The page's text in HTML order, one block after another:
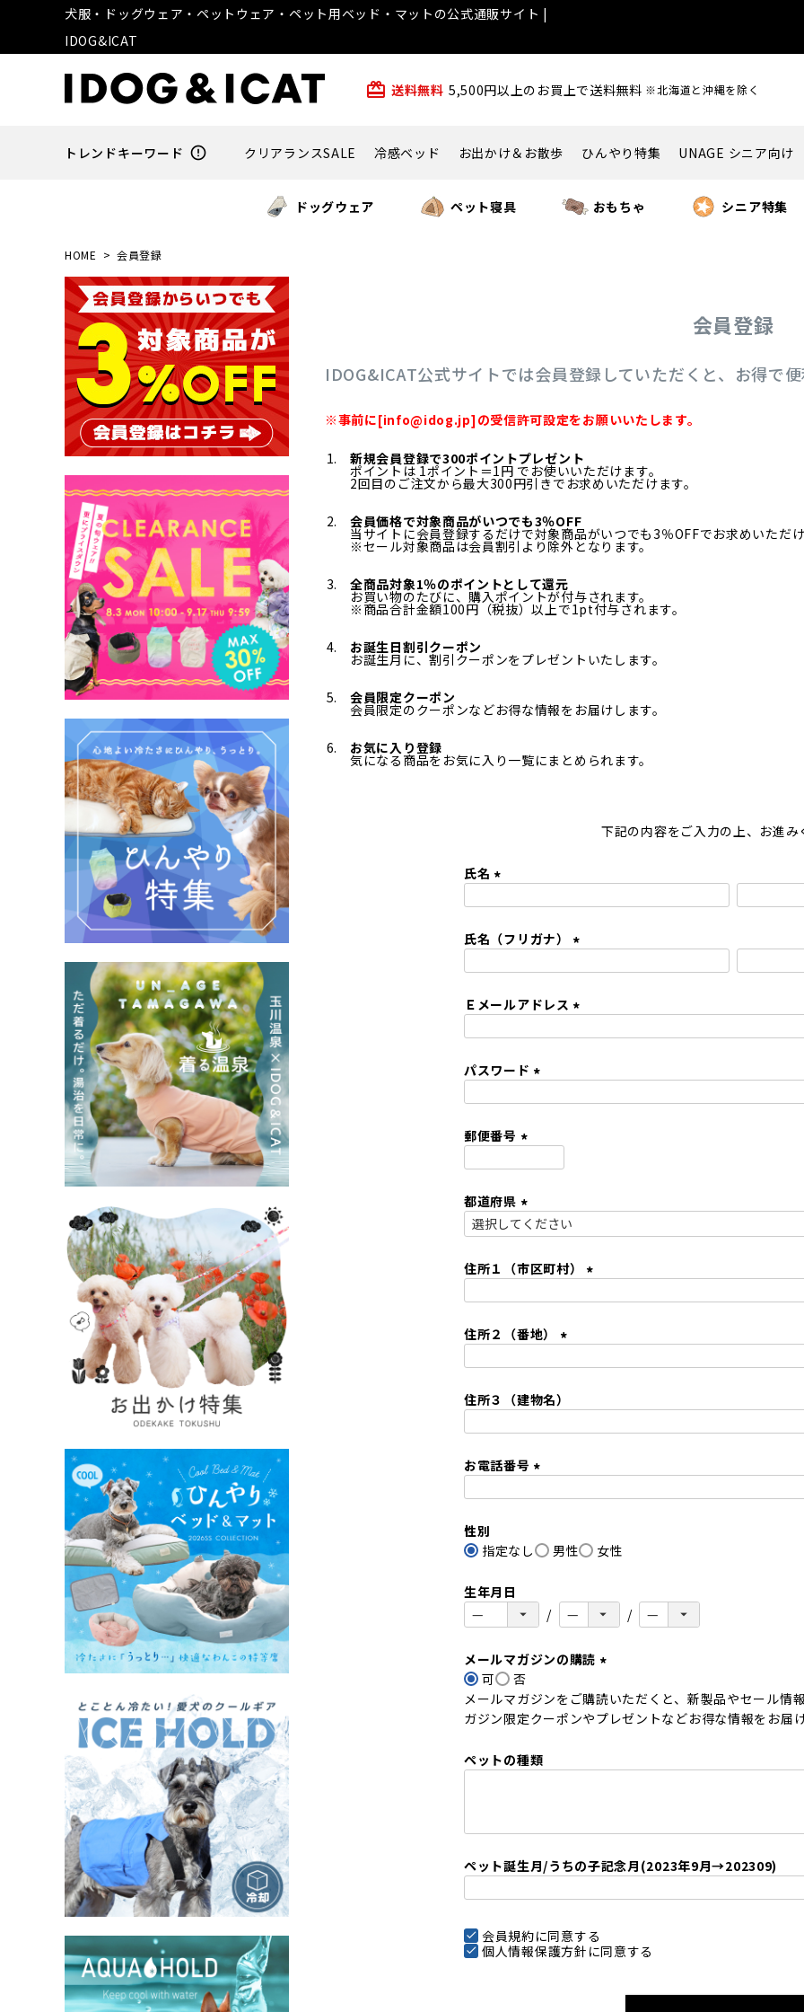
犬服・ドッグウェア・ペットウェア・ペット用ベッド・マットの公式通販サイト |
IDOG&ICAT
card_giftcard 送料無料 5,500円以上のお買上で送料無料 ※北海道と沖縄を除く
トレンドキーワード error_outline クリアランスSALE 冷感ベッド お出かけ＆お散歩 ひんやり特集 UNAGE シニア向け
ドッグウェア ペット寝具 おもちゃ シニア特集
HOME 会員登録
会員登録
IDOG&ICAT公式サイトでは会員登録していただくと、お得で
※事前に[info@idog.jp]の受信許可設定をお願いいたします。
新規会員登録で300ポイントプレゼント
ポイントは 1ポイント＝1円 でお使いいただけます。
2回目のご注文から最大300円引きでお求めいただけます。
会員価格で対象商品がいつでも3％OFF
当サイトに会員登録するだけで対象商品がいつでも3％OFFでお求めいただ
※セール対象商品は会員割引より除外となります。
全商品対象1％のポイントとして還元
お買い物のたびに、購入ポイントが付与されます。
※商品合計金額100円（税抜）以上で1pt付与されます。
お誕生日割引クーポン
お誕生月に、割引クーポンをプレゼントいたします。
会員限定クーポン
会員限定のクーポンなどお得な情報をお届けします。
お気に入り登録
気になる商品をお気に入り一覧にまとめられます。
下記の内容をご入力の上、お進み
氏名
須
氏名（フリガナ）
須
Ｅメールアドレス
パスワード
郵便番号
須
)
都道府県
(
須
住所１（市区町村）
住所２（番地）
須
住所３（建物名）
お電話番号
)
性別
指定なし
男性 女性
生年月日
メールマガジンの購読
必
須
可
否
メールマガジンをご購読いただくと、新製品やセール情
ガジン限定クーポンやプレゼントなどお得な情報をお届
ペットの種類
ペット誕生月/うちの子記念月(2023年9月→202309)
会員規約に同意する
個人情報保護方針 に同意する